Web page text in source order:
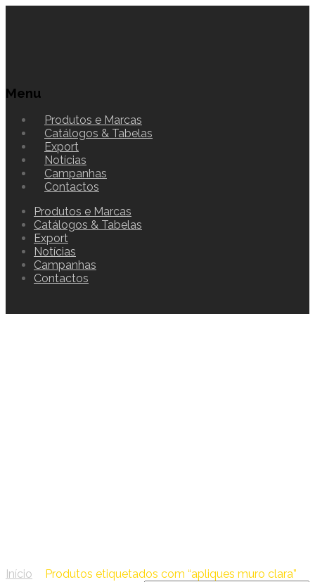
Menu
Produtos e Marcas
Catálogos & Tabelas
Export
Notícias
Campanhas
Contactos
Produtos e Marcas
Catálogos & Tabelas
Export
Notícias
Campanhas
Contactos
Início
Produtos etiquetados com “apliques muro clara”